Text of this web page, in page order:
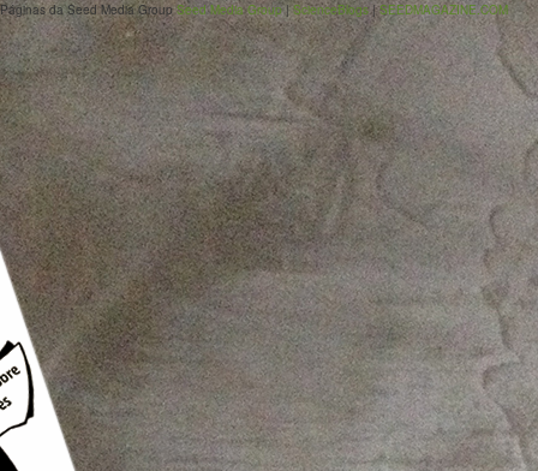
Páginas da Seed Media GroupSeed Media Group|ScienceBlogs|SEEDMAGAZINE.COM